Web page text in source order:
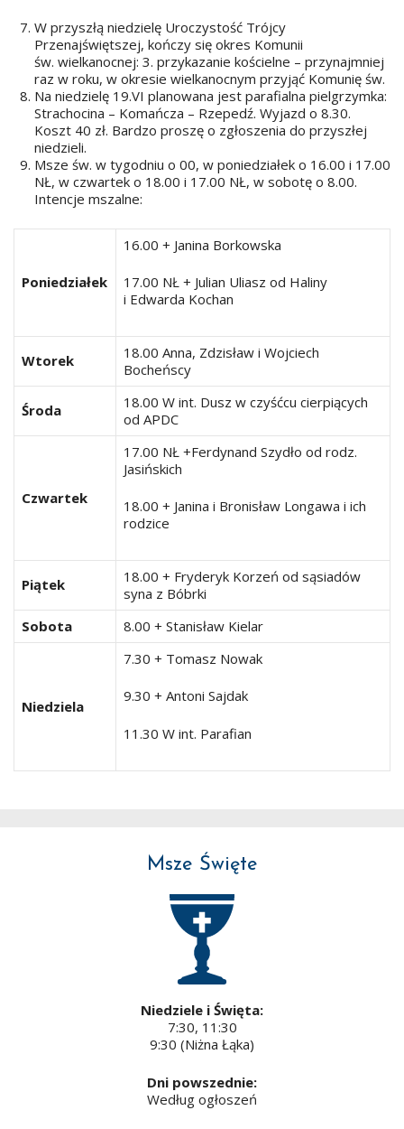
W przyszłą niedzielę Uroczystość Trójcy
Przenajświętszej, kończy się okres Komunii
św. wielkanocnej: 3. przykazanie kościelne – przynajmniej
raz w roku, w okresie wielkanocnym przyjąć Komunię św.
Na niedzielę 19.VI planowana jest parafialna pielgrzymka:
Strachocina – Komańcza – Rzepedź. Wyjazd o 8.30.
Koszt 40 zł. Bardzo proszę o zgłoszenia do przyszłej
niedzieli.
Msze św. w tygodniu o 00, w poniedziałek o 16.00 i 17.00
NŁ, w czwartek o 18.00 i 17.00 NŁ, w sobotę o 8.00.
Intencje mszalne:
Poniedziałek
16.00 + Janina Borkowska
17.00 NŁ + Julian Uliasz od Haliny
i Edwarda Kochan
Wtorek
18.00 Anna, Zdzisław i Wojciech
Bocheńscy
Środa
18.00 W int. Dusz w czyśćcu cierpiących
od APDC
Czwartek
17.00 NŁ +Ferdynand Szydło od rodz.
Jasińskich
18.00 + Janina i Bronisław Longawa i ich
rodzice
Piątek
18.00 + Fryderyk Korzeń od sąsiadów
syna z Bóbrki
Sobota
8.00 + Stanisław Kielar
Niedziela
7.30 + Tomasz Nowak
9.30 + Antoni Sajdak
11.30 W int. Parafian
Msze Święte
Niedziele i Święta:
7:30, 11:30
9:30 (Niżna Łąka)
Dni powszednie:
Według ogłoszeń